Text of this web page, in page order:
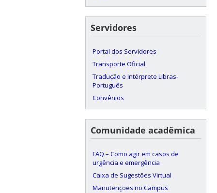
Servidores
Portal dos Servidores
Transporte Oficial
Tradução e Intérprete Libras-
Português
Convênios
Comunidade acadêmica
FAQ – Como agir em casos de
urgência e emergência
Caixa de Sugestões Virtual
Manutenções no Campus